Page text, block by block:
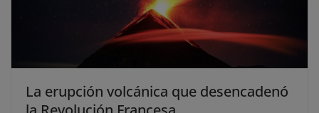
La erupción volcánica que desencadenó